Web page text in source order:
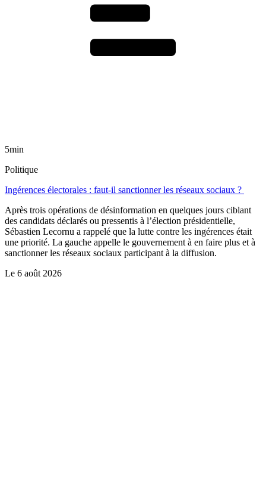
5min
Politique
Ingérences électorales : faut-il sanctionner les réseaux sociaux ?
Après trois opérations de désinformation en quelques jours ciblant
des candidats déclarés ou pressentis à l’élection présidentielle,
Sébastien Lecornu a rappelé que la lutte contre les ingérences était
une priorité. La gauche appelle le gouvernement à en faire plus et à
sanctionner les réseaux sociaux participant à la diffusion.
Le 6 août 2026